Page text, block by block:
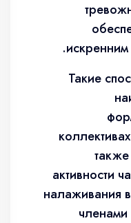
Такие
активности
налаживания